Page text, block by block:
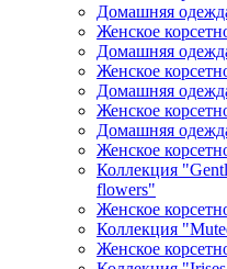
Домашняя
Женское
Домашняя
Женское
Домашняя
Женское
Домашняя
Женское
Коллекция
flowers"
Женское
Коллекция
Женское